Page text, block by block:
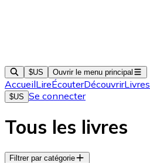
$US Ouvrir le menu principal
AccueilLireÉcouterDécouvrirLivres
$US Se connecter
Tous les livres
Filtrer par catégorie